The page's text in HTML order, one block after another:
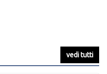
vedi tutti